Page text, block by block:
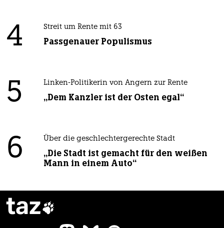
4 Streit um Rente mit 63
Passgenauer Populismus
5 Linken-Politikerin von Angern zur Rente
„Dem Kanzler ist der Osten egal“
6 Über die geschlechtergerechte Stadt
„Die Stadt ist gemacht für den weißen
Mann in einem Auto“
taz